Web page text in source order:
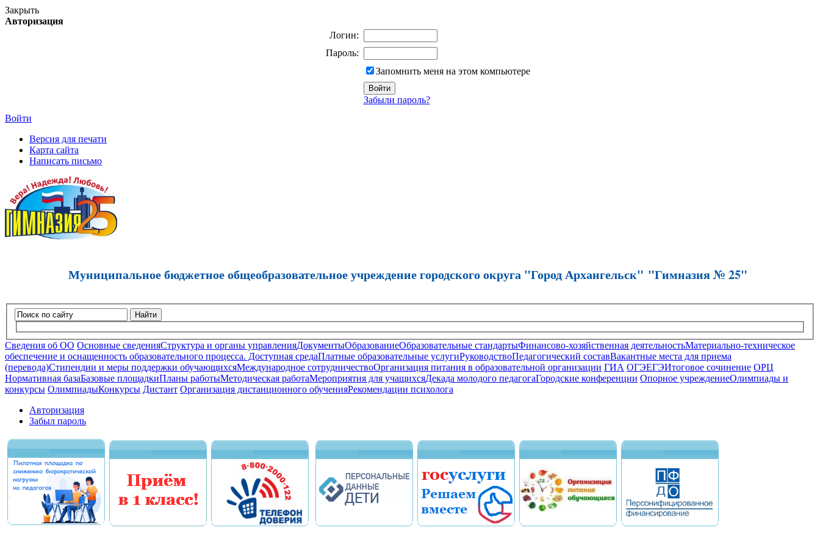
Закрыть
Авторизация
Логин:
Пароль:
Запомнить меня на этом компьютере
Забыли пароль?
Войти
Версия для печати
Карта сайта
Написать письмо
Муниципальное бюджетное общеобразовательное учреждение городского округа "Город Архангельск" "Гимназия № 25"
Найти
Сведения об ОО Основные сведенияСтруктура и органы управленияДокументыОбразованиеОбразовательные стандартыФинансово-хозяйственная деятельностьМатериально-техническое
обеспечение и оснащенность образовательного процесса. Доступная средаПлатные образовательные услугиРуководствоПедагогический составВакантные места для приема
(перевода)Стипендии и меры поддержки обучающихсяМеждународное сотрудничествоОрганизация питания в образовательной организации ГИА ОГЭЕГЭИтоговое сочинение ОРЦ
Нормативная базаБазовые площадкиПланы работыМетодическая работаМероприятия для учащихсяДекада молодого педагогаГородские конференции Опорное учреждениеОлимпиады и
конкурсы ОлимпиадыКонкурсы Дистант Организация дистанционного обученияРекомендации психолога
Авторизация
Забыл пароль